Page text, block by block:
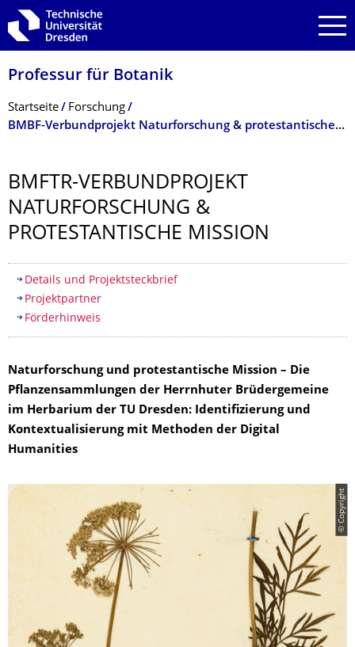
Zur Hauptnavigation springen
Zur Suche springen
Zum Inhalt springen
Professur für Botanik
Breadcrumb-Menü
Startseite
Forschung
BMBF-Verbundprojekt Naturforschung & protestantische Mission
BMFTR-VERBUNDPROJEKT
NATURFORSCHUNG &
PROTESTANTISCHE MISSION
Inhaltsverzeichnis
Details und Projektsteck­brief
Projektpartner
Förderhinweis
Naturforschung und protestantische Mission – Die
Pflanzensammlungen der Herrnhuter Brüdergemeine
im Herbarium der TU Dresden: Identifizierung und
Kontextualisierung mit Methoden der Digital
Humanities
© Copyright